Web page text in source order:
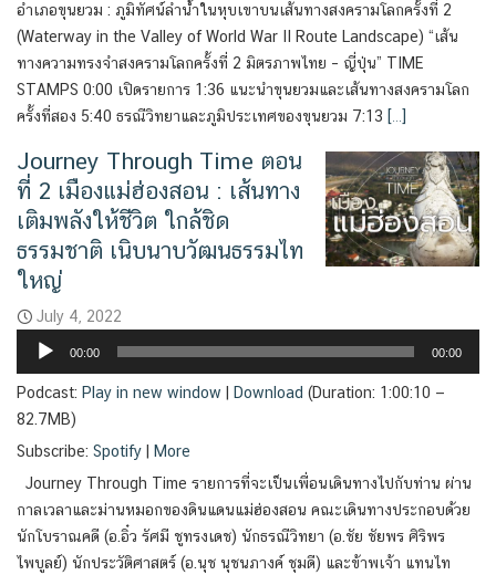
อำเภอขุนยวม : ภูมิทัศน์ลำน้ำในหุบเขาบนเส้นทางสงครามโลกครั้งที่ 2
(Waterway in the Valley of World War II Route Landscape) “เส้น
ทางความทรงจำสงครามโลกครั้งที่ 2 มิตรภาพไทย – ญี่ปุ่น” TIME
STAMPS 0:00 เปิดรายการ 1:36 แนะนำขุนยวมและเส้นทางสงครามโลก
ครั้งที่สอง 5:40 ธรณีวิทยาและภูมิประเทศของขุนยวม 7:13 […]
Journey Through Time ตอน
ที่ 2 เมืองแม่ฮ่องสอน : เส้นทาง
เติมพลังให้ชีวิต ใกล้ชิด
ธรรมชาติ เนิบนาบวัฒนธรรมไท
ใหญ่
July 4, 2022
Audio
00:00 00:00
Podcast: Play in new window Download (Duration: 1:00:10 —
82.7MB)
Subscribe: Spotify
More
Journey Through Time รายการที่จะเป็นเพื่อนเดินทางไปกับท่าน ผ่าน
กาลเวลาและม่านหมอกของดินแดนแม่ฮ่องสอน คณะเดินทางประกอบด้วย
นักโบราณคดี (อ.อิ๋ว รัศมี ชูทรงเดช) นักธรณีวิทยา (อ.ชัย ชัยพร ศิริพร
ไพบูลย์) นักประวัติศาสตร์ (อ.นุช นุชนภางค์ ชุมดี) และข้าพเจ้า แทนไท